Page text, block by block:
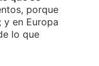
porque
y en Europa
lo que